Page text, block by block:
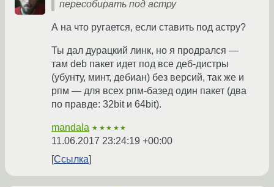
пересобирать под астру
А на что ругается, если ставить под астру?
Ты дал дурацкий линк, но я продрался —
там deb пакет идет под все деб-дистры
(убунту, минт, дебиан) без версий, так же и
рпм — для всех рпм-базед один пакет (два
по правде: 32bit и 64bit).
mandala ★★★★★
11.06.2017 23:24:19 +00:00
Ссылка